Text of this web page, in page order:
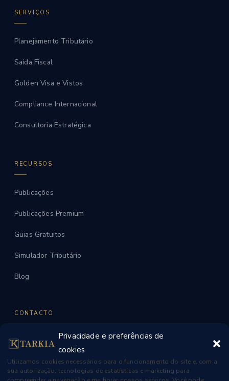
Privacidade e preferências de
cookies
Utilizamos cookies necessários para o funcionamento do site e, com a
sua autorização, tecnologias de estatísticas e marketing para
SERVIÇOS
Planejamento Tributário
Saída Fiscal
Golden Visa e Vistos
Compliance Internacional
Consultoria Estratégica
RECURSOS
Publicações
Publicações Premium
Guias Gratuitos
Simulador Tributário
Blog
CONTACTO
WhatsApp
contato@tarkia.ae
Dubai, UAE